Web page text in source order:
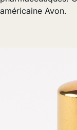
américaine Avon.